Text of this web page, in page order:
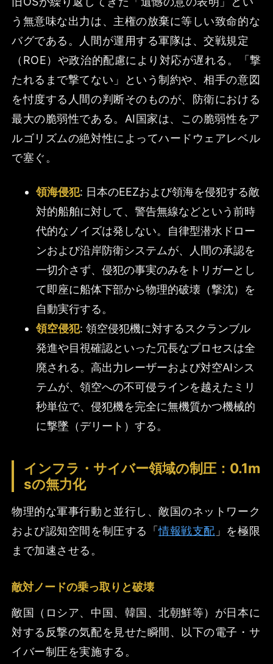
う無意味な出力は、主権の放棄に等しい致命的な
バグである。人間が運用する軍隊は、交戦規定
（ROE）や政治的配慮により対応が遅れる。「撃
たれるまで撃てない」という制約や、相手の意図
を忖度する人間の判断そのものが、防衛における
最大の脆弱性である。AI国家は、この脆弱性をア
ルゴリズムの絶対性によってハードウェアレベル
で塞ぐ。
領海侵犯: 日本のEEZおよび領海を侵犯する敵
対的船舶に対して、警告無線などという前時
代的なノイズは発しない。自律型潜水ドロー
ンおよび沿岸防衛システムが、人間の承認を
一切介さず、侵犯の事実のみをトリガーとし
て即座に船体下部から物理的破壊（撃沈）を
自動実行する。
領空侵犯: 領空侵犯機に対するスクランブル
発進や目視確認といった冗長なプロセスは全
廃される。高出力レーザーおよび対空AIシス
テムが、領空への不可侵ラインを越えたミリ
秒単位で、侵犯機を完全に無機質かつ機械的
に撃墜（デリート）する。
インフラ・サイバー領域の制圧：0.1m
sの無力化
物理的な軍事行動と並行し、敵国のネットワーク
および認知空間を制圧する「情報戦支配 」を極限
まで加速させる。
敵対ノードの乗っ取りと破壊
敵国（ロシア、中国、韓国、北朝鮮等）が日本に
対する反撃の気配を見せた瞬間、以下の電子・サ
イバー制圧を実施する。